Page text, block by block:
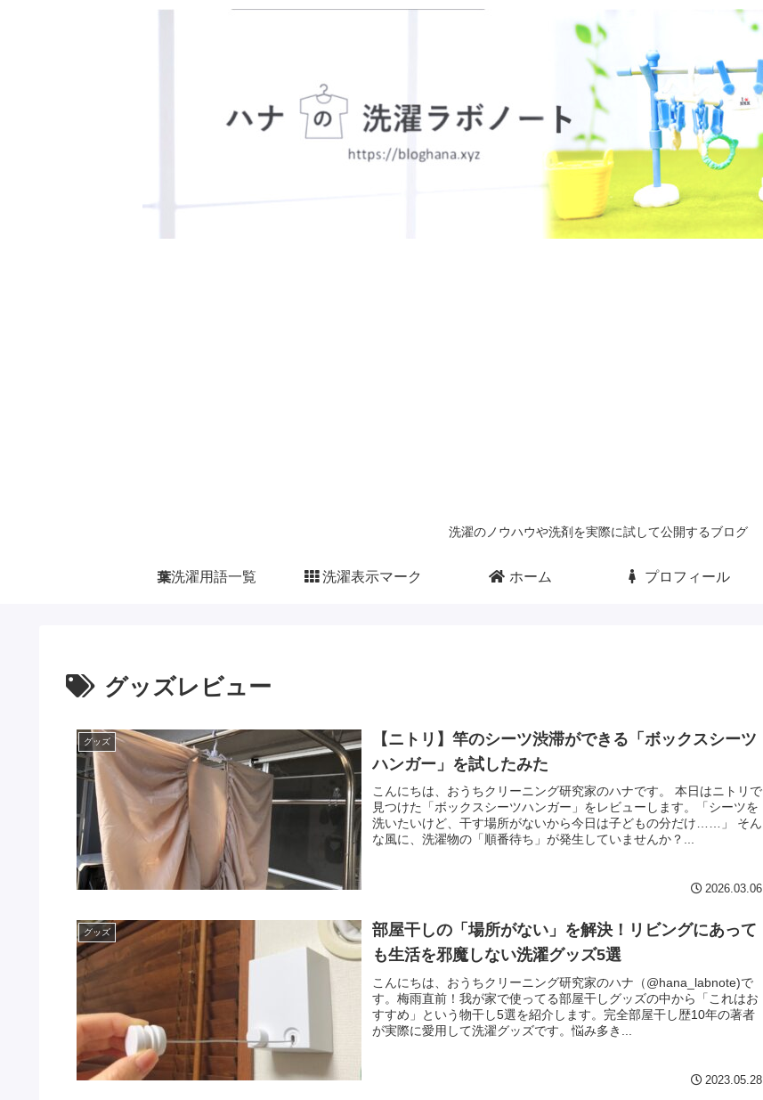
洗濯のノウハウや洗剤を実際に試して公開するブログ
洗濯用語一覧 洗濯表示マーク ホーム プロフィール
グッズレビュー
グッズ
【ニトリ】竿のシーツ渋滞ができる「ボックスシーツ
ハンガー」を試したみた
こんにちは、おうちクリーニング研究家のハナです。 本日はニトリで
見つけた「ボックスシーツハンガー」をレビューします。「シーツを
洗いたいけど、干す場所がないから今日は子どもの分だけ……」 そん
な風に、洗濯物の「順番待ち」が発生していませんか？...
2026.03.06
グッズ
部屋干しの「場所がない」を解決！リビングにあって
も生活を邪魔しない洗濯グッズ5選
こんにちは、おうちクリーニング研究家のハナ（@hana_labnote)で
す。梅雨直前！我が家で使ってる部屋干しグッズの中から「これはお
すすめ」という物干し5選を紹介します。完全部屋干し歴10年の著者
が実際に愛用して洗濯グッズです。悩み多き...
2023.05.28